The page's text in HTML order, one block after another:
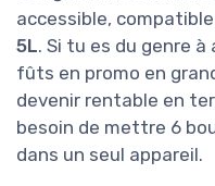
accessible, compatible
5L. Si tu es du genre
fûts en promo en
devenir rentable en
besoin de mettre 6
dans un seul appareil.